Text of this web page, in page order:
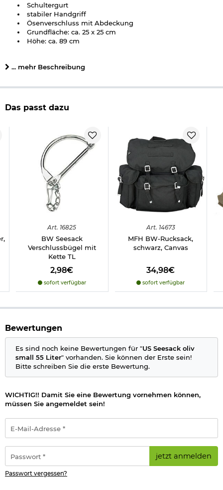
Schultergurt
stabiler Handgriff
Ösenverschluss mit Abdeckung
Grundfläche: ca. 25 x 25 cm
Höhe: ca. 89 cm
Material: 100 % Baumwolle
Hersteller: Mil-Tec
Herstellerinformationen
... mehr Beschreibung
Das passt dazu
Art. 16825
BW Seesack
Verschlussbügel mit
Kette TL
2,98€
sofort verfügbar
Art. 14673
MFH BW-Rucksack,
schwarz, Canvas
34,98€
sofort verfügbar
Bewertungen
Es sind noch keine Bewertungen für "US Seesack oliv
small 55 Liter" vorhanden. Sie können der Erste sein!
Bitte schreiben Sie die erste Bewertung.
WICHTIG!! Damit Sie eine Bewertung vornehmen können,
müssen Sie angemeldet sein!
Mail-
Adresse
*
jetzt anmelden
Passwort vergessen?